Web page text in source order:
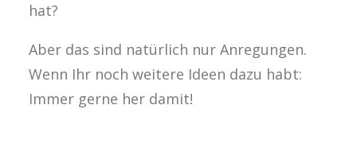
hat?
Aber das sind natürlich nur Anregungen.
Wenn Ihr noch weitere Ideen dazu habt:
Immer gerne her damit!